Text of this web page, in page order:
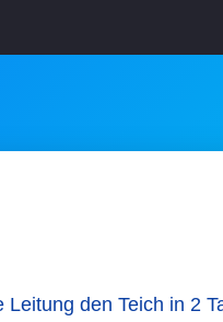
den Teich in 2